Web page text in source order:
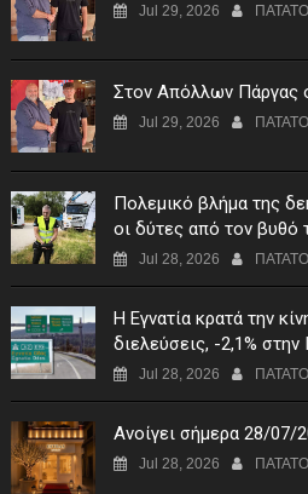
Jul 29, 2026
Στον Απόλλων Πάργας
Jul 29, 2026
Πολεμικό βλήμα της
οι δύτες από τον βυθό
Jul 28, 2026
Η Εγνατία κρατά την
διελεύσεις, -2,1% στην
Jul 28, 2026
Ανοίγει σήμερα 28/07/
Jul 28, 2026